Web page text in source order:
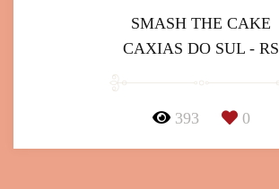
SMASH THE CAKE
CAXIAS DO SUL - RS
393 0